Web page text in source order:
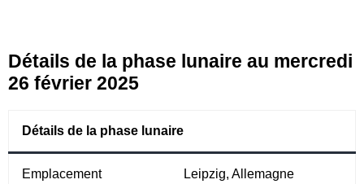
Détails de la phase lunaire au mercredi
26 février 2025
Détails de la phase lunaire
Emplacement Leipzig, Allemagne